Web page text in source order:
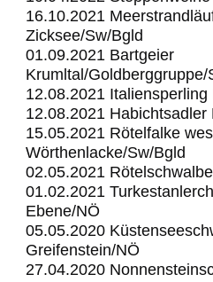
16.10.2021
Zicksee/Sw/Bgld
01.09.2021 Bartgeier
Krumltal/Goldberggruppe/
12.08.2021
12.08.2021 Habichtsadler
15.05.2021 Rötelfalke
Wörthenlacke/Sw/Bgld
02.05.2021
01.02.2021
Ebene/NÖ
05.05.2020
Greifenstein/NÖ
27.04.2020